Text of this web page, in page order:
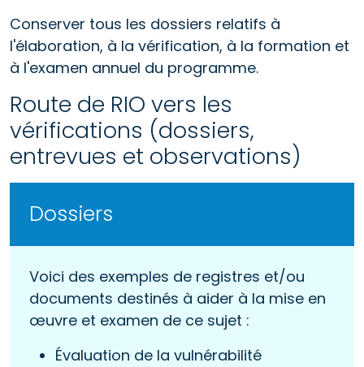
Conserver tous les dossiers relatifs à
l'élaboration, à la vérification, à la formation et
à l'examen annuel du programme.
Route de RIO vers les
vérifications (dossiers,
entrevues et observations)
Dossiers
Voici des exemples de registres et/ou
documents destinés à aider à la mise en
œuvre et examen de ce sujet :
Évaluation de la vulnérabilité